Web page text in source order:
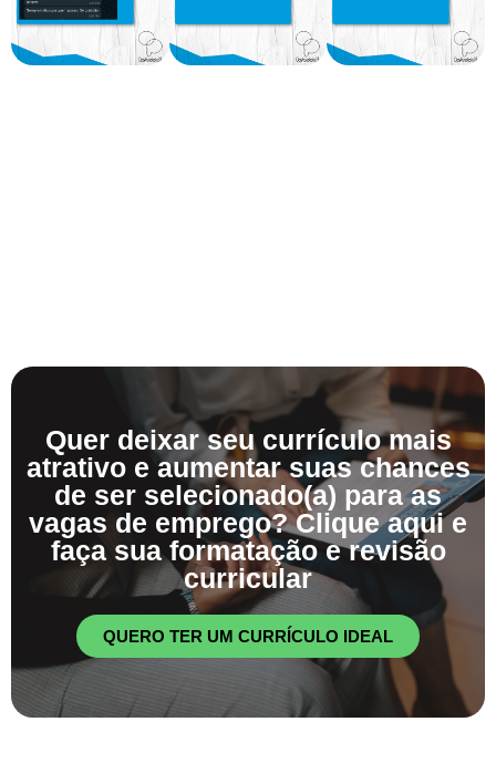
Quer deixar seu currículo mais
atrativo e aumentar suas chances
de ser selecionado(a) para as
vagas de emprego? Clique aqui e
faça sua formatação e revisão
curricular
QUERO TER UM CURRÍCULO IDEAL